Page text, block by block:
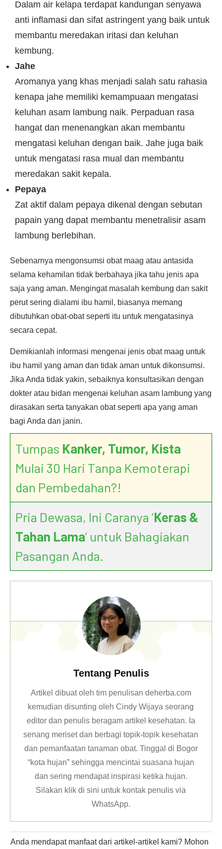
Dalam air kelapa terdapat kandungan senyawa
anti inflamasi dan sifat astringent yang baik untuk
membantu meredakan iritasi dan keluhan
kembung.
Jahe
Aromanya yang khas menjadi salah satu rahasia
kenapa jahe memiliki kemampuaan mengatasi
keluhan asam lambung naik. Perpaduan rasa
hangat dan menenangkan akan membantu
mengatasi keluhan dengan baik. Jahe juga baik
untuk mengatasi rasa mual dan membantu
meredakan sakit kepala.
Pepaya
Zat aktif dalam pepaya dikenal dengan sebutan
papain yang dapat membantu menetralisir asam
lambung berlebihan.
Sebenarnya mengonsumsi obat maag atau antasida
selama kehamilan tidak berbahaya jika tahu jenis apa
saja yang aman. Mengingat masalah kembung dan sakit
perut sering dialami ibu hamil, biasanya memang
dibutuhkan obat-obat seperti itu untuk mengatasinya
secara cepat.
Demikianlah informasi mengenai jenis obat maag untuk
ibu hamil yang aman dan tidak aman untuk dikonsumsi.
Jika Anda tidak yakin, sebaiknya konsultasikan dengan
dokter atau bidan mengenai keluhan asam lambung yang
dirasakan serta tanyakan obat seperti apa yang aman
bagi Anda dan janin.
Tumpas Kanker, Tumor, Kista
Mulai 30 Hari Tanpa Kemoterapi
dan Pembedahan?!
Pria Dewasa, Ini Caranya ‘Keras &
Tahan Lama’ untuk Bahagiakan
Pasangan Anda.
Tentang Penulis
Artikel dibuat oleh tim penulisan deherba.com
kemudian disunting oleh Cindy Wijaya seorang
editor dan penulis beragam artikel kesehatan. Ia
senang meriset dan berbagi topik-topik kesehatan
dan pemanfaatan tanaman obat. Tinggal di Bogor
“kota hujan” sehingga mencintai suasana hujan
dan sering mendapat inspirasi ketika hujan.
Silakan klikdi sini untuk kontak penulis via
WhatsApp.
Anda mendapat manfaat dari artikel-artikel kami? Mohon